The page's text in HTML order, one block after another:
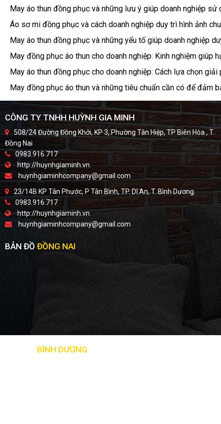
May áo thun đồng phục và những lưu ý giúp doanh nghiệp sử
Áo sơ mi đồng phục và cách doanh nghiệp duy trì hình ảnh
May áo thun đồng phục và những yếu tố giúp doanh nghiệp
May đồng phục áo thun cho doanh nghiệp: Kinh nghiệm giúp
May áo thun đồng phục cho doanh nghiệp: Cách lựa chọn
May đồng phục áo thun và những tiêu chuẩn cần có để đảm
CÔNG TY TNHH HUỲNH GIA MINH
508/24 Đường Đồng Khởi, KP 3, Phường Tân Hiệp, TP Biên Hòa , T.
Đồng Nai
0983.916.717
http://huynhgiaminh.vn
huynhgiaminhcompany@gmail.com
23/14B KP Tân Phước, P Tân Bình, TP. Dĩ An, T. Bình Dương.
0983.916.717
http://huynhgiaminh.vn
huynhgiaminhcompany@gmail.com
BẢN ĐỒĐỒNG NAI
BÌNH DƯƠNG